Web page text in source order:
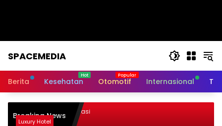
SPACEMEDIA
Berita Kesehatan Otomotif Internasional
Breaking News
dalam Transformasi
Luxury Hotel